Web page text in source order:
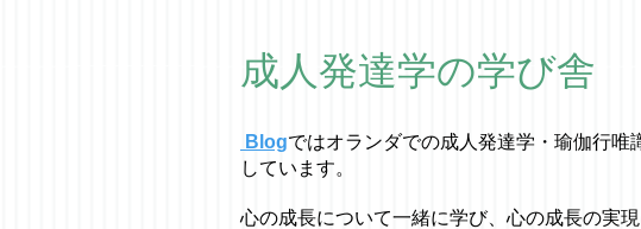
成人発達学の学び舎
Blogではオラ ンダでの成人発達学・ 瑜伽行唯
しています。
心の成長について一緒に学び、心の成長の実